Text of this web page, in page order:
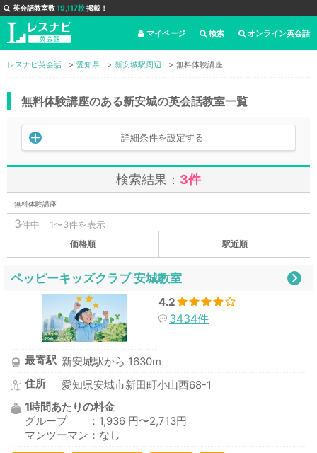
英会話教室数19,117校掲載！
オンライン英会話
検索
マイページ
レスナビ英会話 愛知県 新安城駅周辺 無料体験講座
無料体験講座のある新安城の英会話教室一覧
詳細条件を設定する
検索結果： 3件
無料体験講座
3件中 1〜3件を表示
価格順 駅近順
ペッピーキッズクラブ 安城教室
4.2
3434件
最寄駅 新安城駅から 1630m
住所
愛知県安城市新田町小山西68-1
1時間あたりの料金
グループ ：1,936 円〜2,713円
マンツーマン：なし